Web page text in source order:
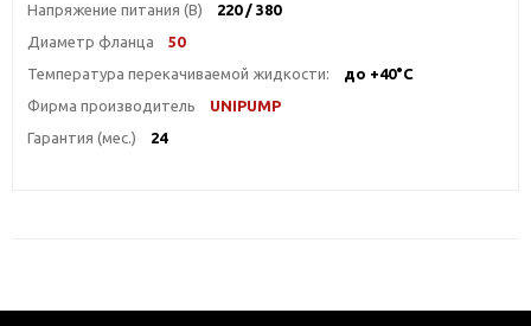
Напряжение питания (В)
220 / 380
Диаметр фланца
50
Температура перекачиваемой жидкости:
до +40°С
Фирма производитель
UNIPUMP
Гарантия (мес.)
24